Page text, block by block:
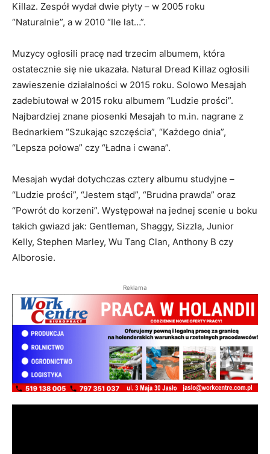
Killaz. Zespół wydał dwie płyty – w 2005 roku
“Naturalnie”, a w 2010 “Ile lat…”.
Muzycy ogłosili pracę nad trzecim albumem, która
ostatecznie się nie ukazała. Natural Dread Killaz ogłosili
zawieszenie działalności w 2015 roku. Solowo Mesajah
zadebiutował w 2015 roku albumem “Ludzie prości”.
Najbardziej znane piosenki Mesajah to m.in. nagrane z
Bednarkiem “Szukając szczęścia”, “Każdego dnia”,
“Lepsza połowa” czy “Ładna i cwana”.
Mesajah wydał dotychczas cztery albumu studyjne –
“Ludzie prości”, “Jestem stąd”, “Brudna prawda” oraz
“Powrót do korzeni”. Występował na jednej scenie u boku
takich gwiazd jak: Gentleman, Shaggy, Sizzla, Junior
Kelly, Stephen Marley, Wu Tang Clan, Anthony B czy
Alborosie.
Reklama